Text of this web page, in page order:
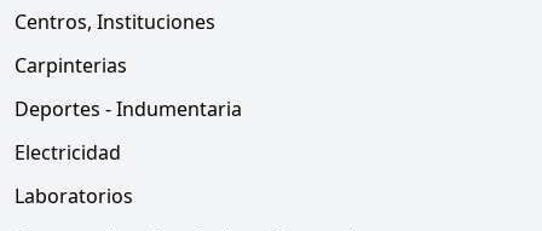
Centros, Instituciones
Carpinterias
Deportes - Indumentaria
Electricidad
Laboratorios